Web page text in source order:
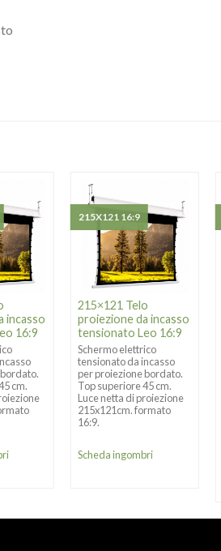
incasso
16:9
cm.
215×121 Telo
proiezione da incasso
tensionato Leo 16:9
Schermo elettrico
tensionato da incasso
per proiezione bordato.
Top superiore 45 cm.
Luce netta di proiezione
215x121cm. formato
16:9.
Scheda ingombri
215X121 16:9